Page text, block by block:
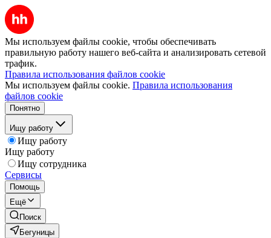
Мы используем файлы cookie, чтобы обеспечивать
правильную работу нашего веб-сайта и анализировать сетевой
трафик.
Правила использования файлов cookie
Мы используем файлы cookie. Правила использования
файлов cookie
Понятно
Ищу работу
Ищу работу
Ищу работу
Ищу сотрудника
Сервисы
Помощь
Ещё
Поиск
Бегуницы